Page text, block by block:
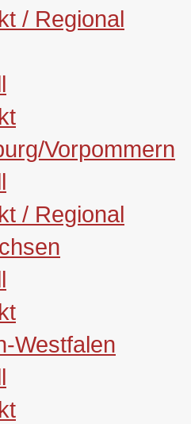
/ Regional
Vorpommern
/ Regional
Westfalen